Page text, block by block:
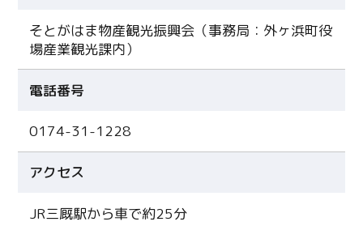
そとがはま物産観光振興会（事務局：外ヶ浜町役
場産業観光課内）
電話番号
0174-31-1228
アクセス
JR三厩駅から車で約25分